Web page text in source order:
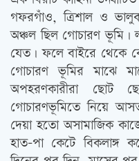
গফরগাঁও, ত্রিশাল ও
অঞ্চল ছিল গোচারণ ভূমি।
যেত। ফলে বাইরে থেকে
গোচারণ ভূমির মাঝে
অপহরণকারীরা ছোট
গোচারণভূমিতে নিয়ে
দেয়া হতো অসামাজিক
হাত-পা কেটে বিকলাঙ্গ